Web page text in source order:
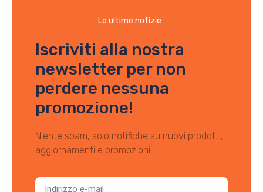
Le ultime notizie
Iscriviti alla nostra
newsletter per non
perdere nessuna
promozione!
Niente spam, solo notifiche su nuovi prodotti,
aggiornamenti e promozioni.